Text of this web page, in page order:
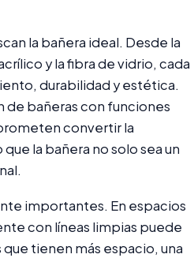
la bañera ideal. Desde la
y la fibra de vidrio, cada
durabilidad y estética.
de bañeras con funciones
convertir la
la bañera no solo sea un
importantes. En espacios
con líneas limpias puede
tienen más espacio, una